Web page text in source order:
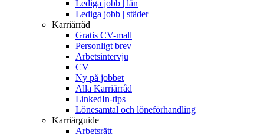
Lediga jobb | län
Lediga jobb | städer
Karriärråd
Gratis CV-mall
Personligt brev
Arbetsintervju
CV
Ny på jobbet
Alla Karriärråd
LinkedIn-tips
Lönesamtal och löneförhandling
Karriärguide
Arbetsrätt